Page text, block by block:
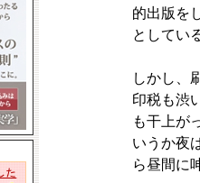
的出版を
としてい
しかし、
印税も渋
も干上が
いうか夜
ら昼間に